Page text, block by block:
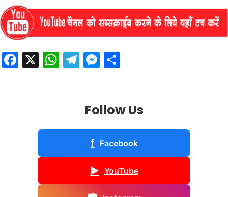
Facebook
X WhatsApp
Telegram
Messenger
Follow Us
f Facebook
▶ YouTube